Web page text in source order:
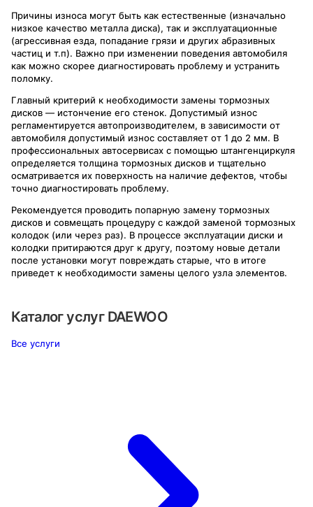
Причины износа могут быть как естественные (изначально
низкое качество металла диска), так и эксплуатационные
(агрессивная езда, попадание грязи и других абразивных
частиц и т.п). Важно при изменении поведения автомобиля
как можно скорее диагностировать проблему и устранить
поломку.
Главный критерий к необходимости замены тормозных
дисков — истончение его стенок. Допустимый износ
регламентируется автопроизводителем, в зависимости от
автомобиля допустимый износ составляет от 1 до 2 мм. В
профессиональных автосервисах с помощью штангенциркуля
определяется толщина тормозных дисков и тщательно
осматривается их поверхность на наличие дефектов, чтобы
точно диагностировать проблему.
Рекомендуется проводить попарную замену тормозных
дисков и совмещать процедуру с каждой заменой тормозных
колодок (или через раз). В процессе эксплуатации диски и
колодки притираются друг к другу, поэтому новые детали
после установки могут повреждать старые, что в итоге
приведет к необходимости замены целого узла элементов.
Каталог услуг DAEWOO
Все услуги